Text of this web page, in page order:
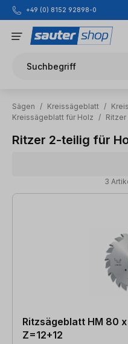
Zum Hauptinhalt springen
+49 (0) 8152 92898-0
Suchbegriff
Sägen / Kreissägeblatt /
Kreissägeblatt für Holz
/
Ritzer 2-teilig für
3
3 Artikel gefunden
Ritzsägeblatt HM 80
Z=12+12